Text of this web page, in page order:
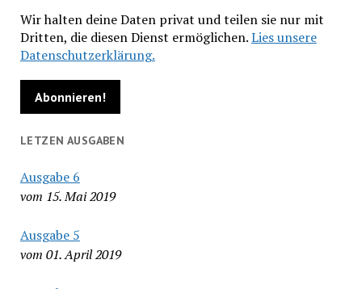
Wir halten deine Daten privat und teilen sie nur mit
Dritten, die diesen Dienst ermöglichen.Lies unsere
Datenschutzerklärung.
LETZEN AUSGABEN
Ausgabe 6
vom 15. Mai 2019
Ausgabe 5
vom 01. April 2019